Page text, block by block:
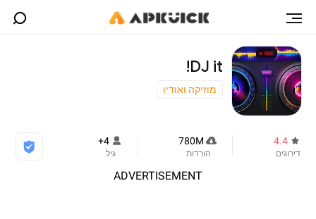
DJ it!
מוזיקה ואודיו
4.4
דירוגים
780M
הורדות
4+
גיל
ADVERTISEMENT